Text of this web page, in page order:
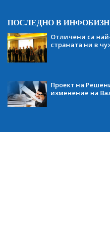
ПОСЛЕДНО В
Отличени са
страната ни в
Проект на
изменение на